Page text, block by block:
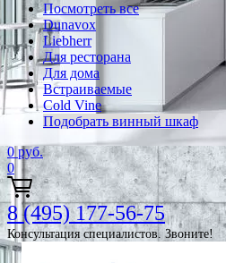
Посмотреть все
Dunavox
Liebherr
Для ресторана
Для дома
Встраиваемые
Cold Vine
Подобрать винный шкаф
0 руб.
0
8 (495) 177-56-75
Консультация специалистов. Звоните!